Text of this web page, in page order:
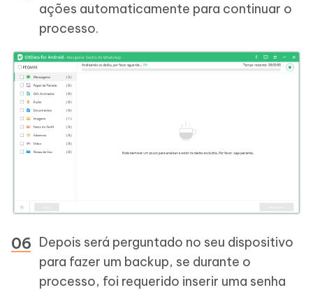
ações automaticamente para continuar o
processo.
Depois será perguntado no seu dispositivo
para fazer um backup, se durante o
processo, foi requerido inserir uma senha